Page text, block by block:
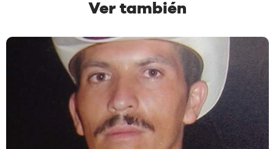
Ver también